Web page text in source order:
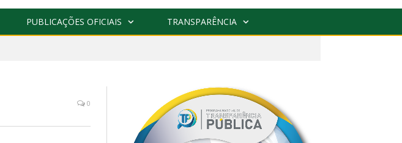
PUBLICAÇÕES OFICIAIS TRANSPARÊNCIA
0